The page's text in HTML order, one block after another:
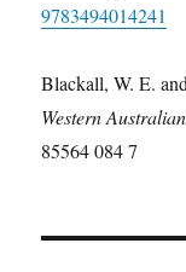
9783494014241
Blackall, W. E.
Western
85564 084 7